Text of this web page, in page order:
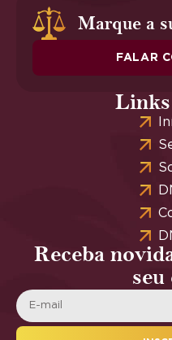
Marque a
FALAR
Receba